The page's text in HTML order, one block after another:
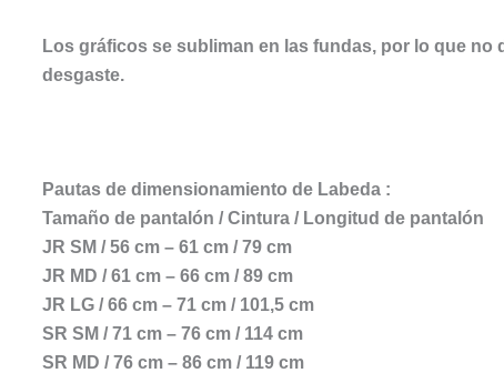
Los gráficos se subliman en las fundas, por lo que no
desgaste.
Pautas de dimensionamiento de Labeda :
Tamaño de pantalón / Cintura / Longitud de pantalón
JR SM / 56 cm – 61 cm / 79 cm
JR MD / 61 cm – 66 cm / 89 cm
JR LG / 66 cm – 71 cm / 101,5 cm
SR SM / 71 cm – 76 cm / 114 cm
SR MD / 76 cm – 86 cm / 119 cm